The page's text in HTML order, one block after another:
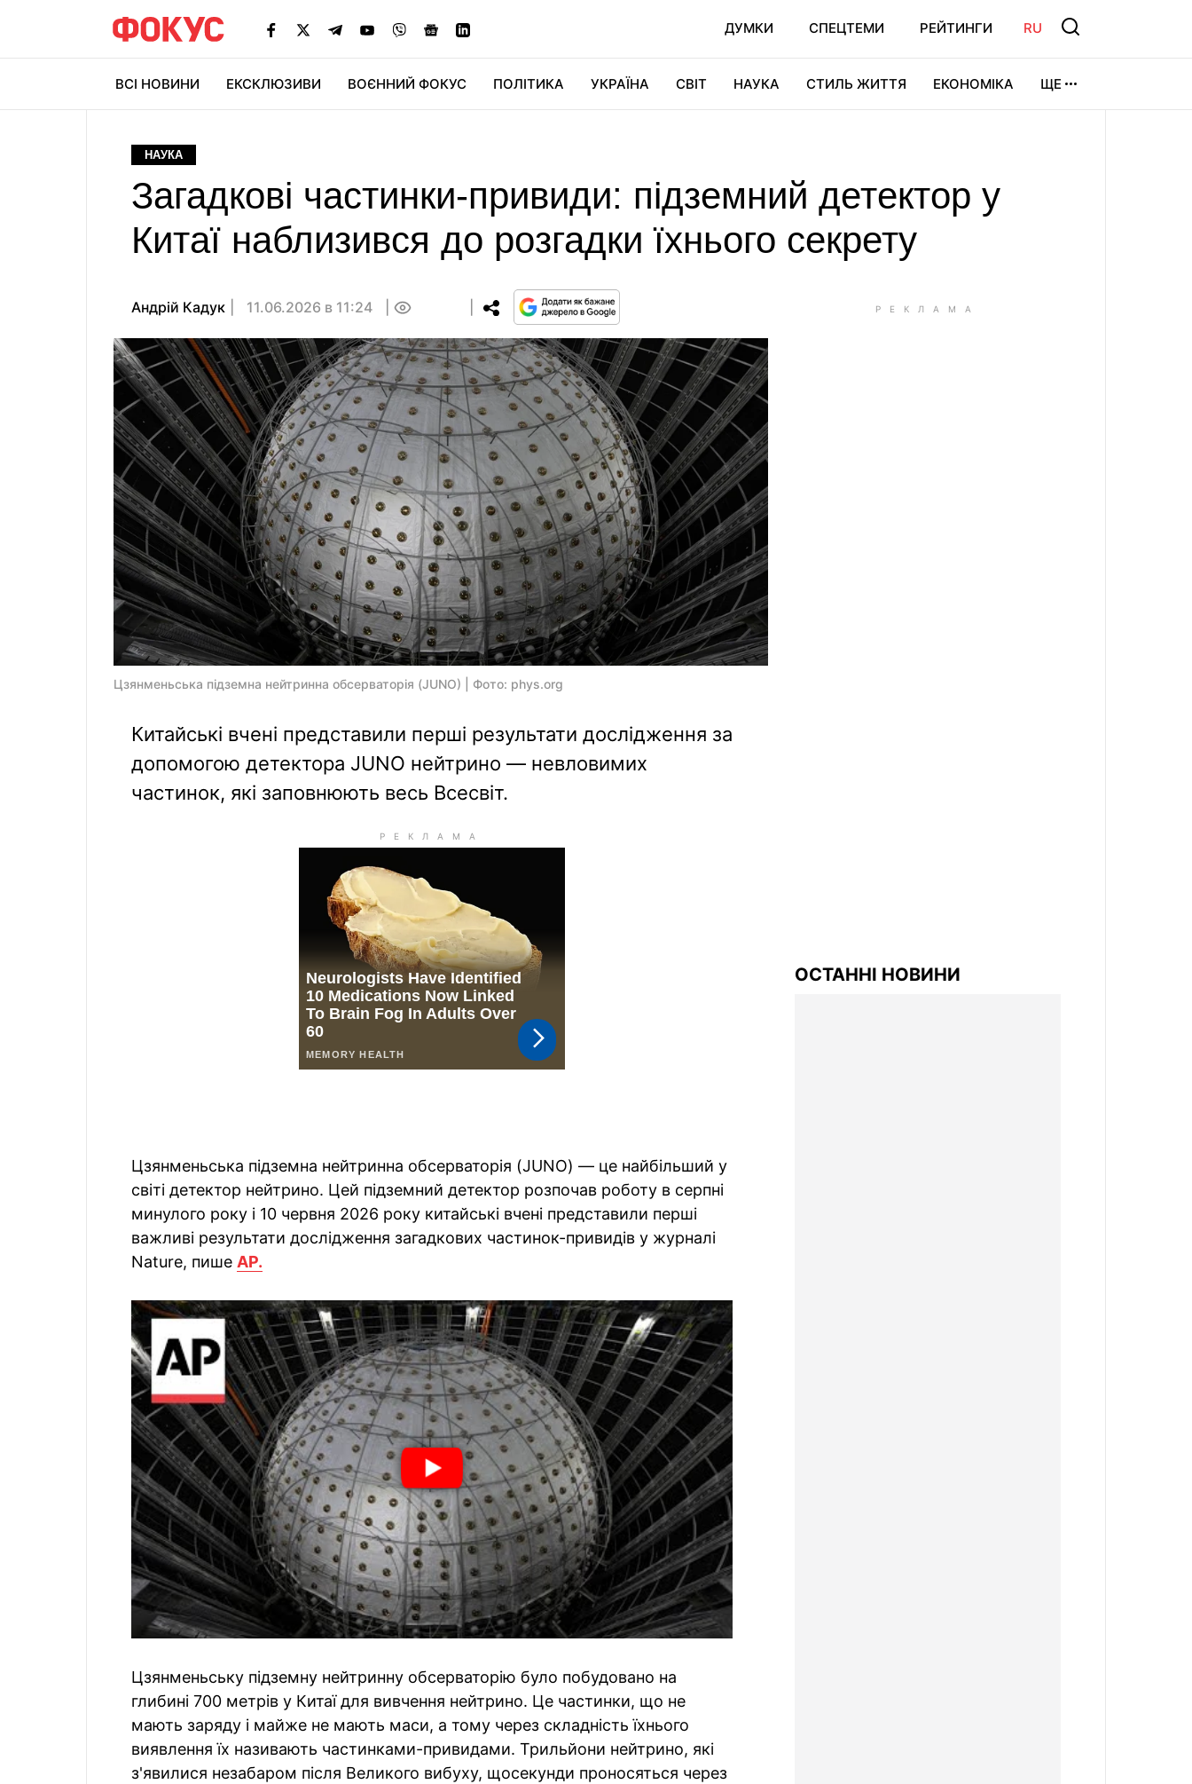
ДУМКИ СПЕЦТЕМИ РЕЙТИНГИ RU
ВСІ НОВИНИ ЕКСКЛЮЗИВИ ВОЄННИЙ ФОКУС ПОЛІТИКА УКРАЇНА СВІТ НАУКА СТИЛЬ ЖИТТЯ ЕКОНОМІКА ЩЕ
НАУКА
Загадкові частинки-привиди: підземний детектор у
Китаї наблизився до розгадки їхнього секрету
Андрій Кадук 11.06.2026 в 11:24
Цзянменьська підземна нейтринна обсерваторія (JUNO) | Фото: phys.org
Китайські вчені представили перші результати дослідження за
допомогою детектора JUNO нейтрино — невловимих
частинок, які заповнюють весь Всесвіт.
Цзянменьська підземна нейтринна обсерваторія (JUNO) — це найбільший у
світі детектор нейтрино. Цей підземний детектор розпочав роботу в серпні
минулого року і 10 червня 2026 року китайські вчені представили перші
важливі результати дослідження загадкових частинок-привидів у журналі
Nature, пише AP.
Цзянменьську підземну нейтринну обсерваторію було побудовано на
глибині 700 метрів у Китаї для вивчення нейтрино. Це частинки, що не
мають заряду і майже не мають маси, а тому через складність їхнього
виявлення їх називають частинками-привидами. Трильйони нейтрино, які
з'явилися незабаром після Великого вибуху, щосекунди проносяться через
ОСТАННІ НОВИНИ